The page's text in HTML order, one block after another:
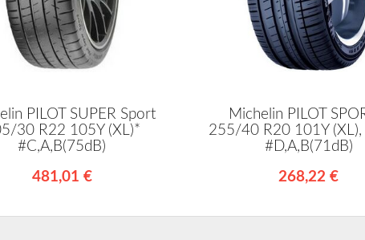
PILOT SUPER Sport
30 R22 105Y (XL)*
#C,A,B(75dB)
481,01 €
Michelin PILOT
255/40 R20 101Y (XL),
#D,A,B(71dB)
268,22 €